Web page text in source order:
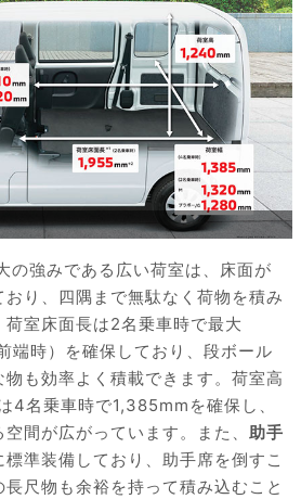
の強みである広い荷室は、床面が
り、四隅まで無駄なく荷物を積み
室床面長は2名乗車時で最大
端時）を確保しており、段ボール
も効率よく積載できます。荷室高
4名乗車時で1,385mmを確保し、
間が広がっています。また、 助手
標準装備しており、助手席を倒すこ
尺物も余裕を持って積み込むこと